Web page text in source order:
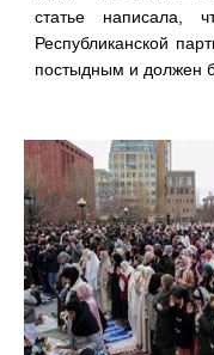
статье написала,
Республиканской
постыдным и должен